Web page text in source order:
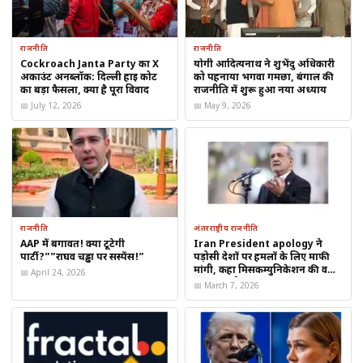
क्षेत्रीय राजनीति को दिया नया स्वर
केसीआर ने हमेशा क्षेत्रीय अस्मिता, भाषा और संस्कृति को अपने राजनीतिक
एजेंडे का केंद्र बनाया। उनका मानना रहा कि स्थानीय जरूरतों के अनुरूप
नीतियां बनाना ही वास्तविक विकास की कुंजी है। यही कारण है कि उन्होंने
राज्य के किसानों, कर्मचारियों, युवाओं और महिलाओं के लिए कई योजनाओं
पर जोर दिया।
विकास और कल्याण योजनाओं पर फोकस
अपने कार्यकाल के दौरान उन्होंने कृषि, सिंचाई, पेयजल, सामाजिक सुरक्षा और
आधारभूत ढांचे के विकास को प्राथमिकता दी।
किसानों के लिए सहायता योजनाएं
राजनीति
Cockroach Janta Party का X
अकाउंट अनब्लॉक: दिल्ली हाई कोर्ट
का बड़ा फैसला, क्या है पूरा विवाद
📅 July 12, 2026
राजनीति
योगी आदित्यनाथ ने शुभेंदु अधिकारी
को पहनाया भगवा गमछा, बंगाल की
राजनीति में शुरू हुआ नया अध्याय
📅 May 9, 2026
राजनीति
AAP में बगावत! क्या टूटेगी
पार्टी?””राघव चड्ढा पर सस्पेंस!”
📅 April 24, 2026
अंतरराष्ट्रीय राजनीति
Iran President apology ने
पड़ोसी देशों पर हमलों के लिए माफी
मांगी, कहा मिसकम्युनिकेशन की वजह
से हुई गलती
📅 March 7, 2026